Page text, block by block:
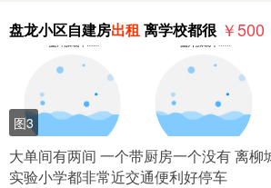
盘龙小区自建房出租离学校都很 ￥500
图3
大单间有两间 一个带厨房一个没有 离柳
实验小学都非常近交通便利好停车